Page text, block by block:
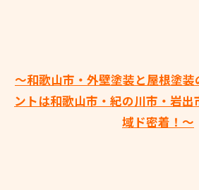
～和歌山市・外壁塗装と屋根塗装
ントは和歌山市・紀の川市・岩
域ド密着！～